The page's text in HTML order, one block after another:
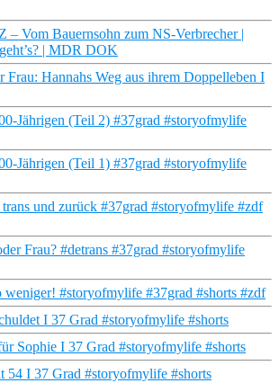
– Vom Bauernsohn zum NS-Verbrecher |
| MDR DOK
Frau: Hannahs Weg aus ihrem Doppelleben I
Jährigen (Teil 2) #37grad #storyofmylife
Jährigen (Teil 1) #37grad #storyofmylife
und zurück #37grad #storyofmylife #zdf
Frau? #detrans #37grad #storyofmylife
#storyofmylife #37grad #shorts #zdf
I 37 Grad #storyofmylife #shorts
Sophie I 37 Grad #storyofmylife #shorts
54 I 37 Grad #storyofmylife #shorts